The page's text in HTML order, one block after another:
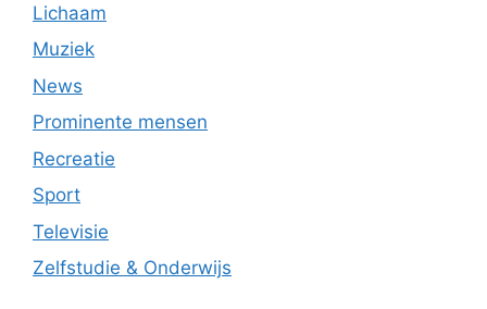
Lichaam
Muziek
News
Prominente mensen
Recreatie
Sport
Televisie
Zelfstudie & Onderwijs